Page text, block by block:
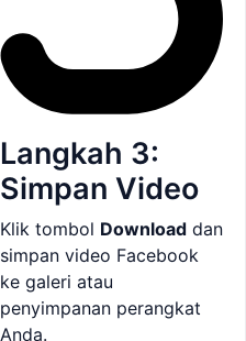
Langkah 3:
Simpan Video
Klik tombol Download dan
simpan video Facebook
ke galeri atau
penyimpanan perangkat
Anda.